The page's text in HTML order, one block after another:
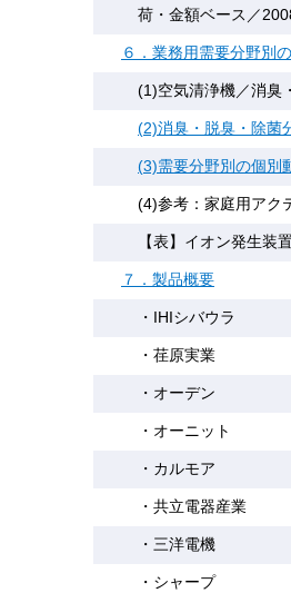
荷・金額ベース／
６．業務用需要分野別
(1)空気清浄機／消臭
(2)消臭・脱臭・除菌
(3)需要分野別の個別
(4)参考：家庭用アク
【表】イオン発生装
７．製品概要
・IHIシバウラ
・荏原実業
・オーデン
・オーニット
・カルモア
・共立電器産業
・三洋電機
・シャープ